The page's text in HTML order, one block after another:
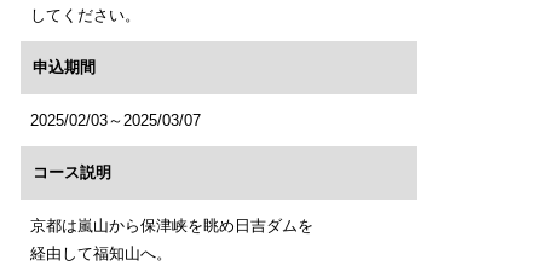
してください。
申込期間
2025/02/03～2025/03/07
コース説明
京都は嵐山から保津峡を眺め日吉ダムを
経由して福知山へ。